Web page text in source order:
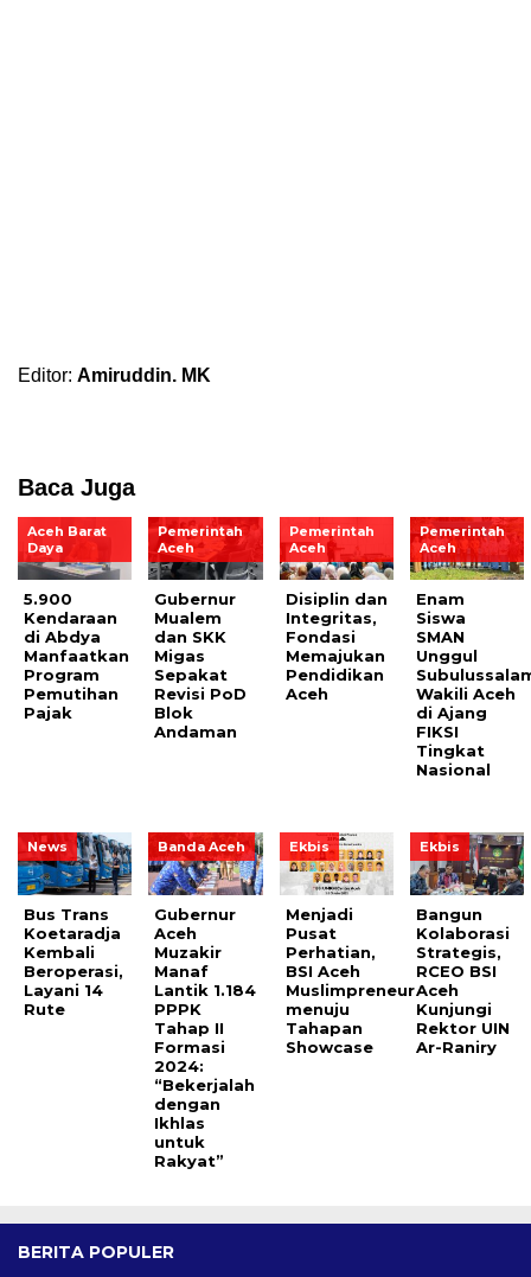
Editor: Amiruddin. MK
Baca Juga
Aceh Barat
Daya
5.900
Kendaraan
di Abdya
Manfaatkan
Program
Pemutihan
Pajak
Pemerintah
Aceh
Gubernur
Mualem
dan SKK
Migas
Sepakat
Revisi PoD
Blok
Andaman
Pemerintah
Aceh
Disiplin dan
Integritas,
Fondasi
Memajukan
Pendidikan
Aceh
Pemerintah
Aceh
Enam
Siswa
SMAN
Unggul
Wakili Aceh
di Ajang
FIKSI
Tingkat
Nasional
News
Bus Trans
Koetaradja
Kembali
Beroperasi,
Layani 14
Rute
Banda Aceh
Gubernur
Aceh
Muzakir
Manaf
Lantik 1.184
PPPK
Tahap II
Formasi
2024:
“Bekerjalah
dengan
Ikhlas
untuk
Rakyat”
Ekbis
Menjadi
Pusat
Perhatian,
BSI Aceh
Muslimpreneur
menuju
Tahapan
Showcase
Ekbis
Bangun
Kolaborasi
Strategis,
RCEO BSI
Aceh
Kunjungi
Rektor UIN
Ar-Raniry
BERITA POPULER